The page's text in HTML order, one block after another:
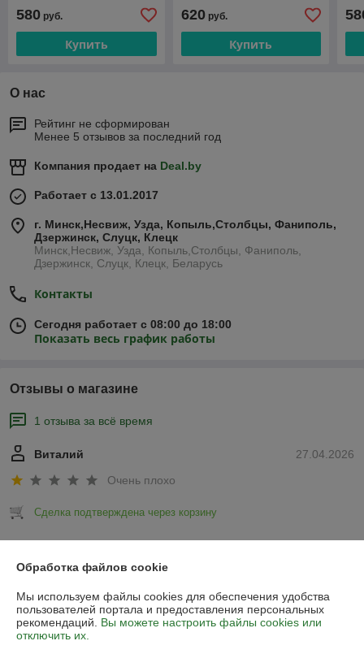
580 руб.
Купить
620руб.
Купить
О нас
Рейтинг не сформирован
Менее 5 отзывов за последний год
Компания продает на Deal.by
Работает с 13.01.2017
г. Минск,Несвиж, Узда, Копыль,Столбцы, Фаниполь,
Дзержинск, Слуцк, Клецк
Минск,Несвиж, Узда, Копыль,Столбцы, Фаниполь,
Дзержинск, Слуцк, Клецк, Беларусь
Контакты
Сегодня работает с 08:00 до 18:00
Показать весь график работы
Отзывы о магазине
1 отзыва за всё время
27.04.2026
Виталий
Очень плохо
Сделка подтверждена через корзину
О нас
Обработка файлов cookie
Мы используем файлы cookies для обеспечения удобства
пользователей портала и предоставления персональных
рекомендаций. Вы можете настроить файлы cookies или
отключить их.